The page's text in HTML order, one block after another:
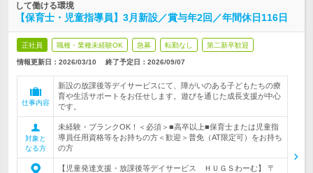
して働ける環境
【保育士・児童指導員】3月新設／賞与年2回／年間休日116日
正社員 職種・業種未経験OK 急募 転勤なし 第二新卒歓迎
情報更新日：2026/03/10 終了予定日： 2026/09/07
仕事内容
新設の放課後等デイサービスにて、障がいのある子どもたちの療
育や生活サポートをお任せします。遊びを通じた成長支援が中心
です。
対象と
なる方
未経験・ブランクOK！＜必須＞■高卒以上■保育士または児童指
導員任用資格等をお持ちの方＜歓迎＞普免（AT限定可）をお持ち
の方
【児童発達支援・放課後等デイサービス ＨＵＧＳわーむ】 〒